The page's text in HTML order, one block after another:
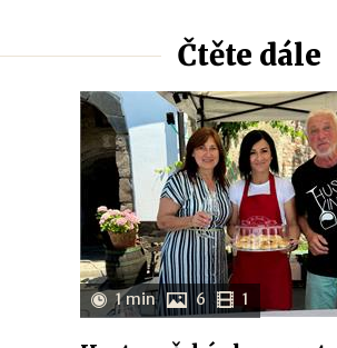
Čtěte dále
1 min 6 1